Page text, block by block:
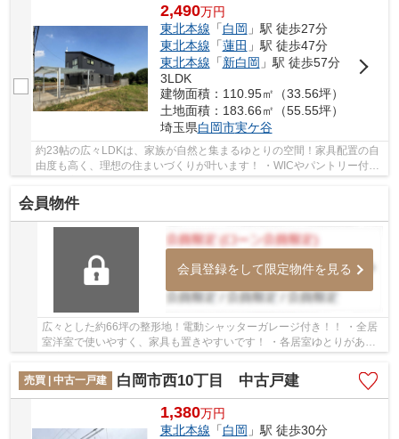
2,490万円
東北本線 「白岡 」駅 徒歩27分
東北本線 「蓮田 」駅 徒歩47分
東北本線 「新白岡 」駅 徒歩57分
3LDK
建物面積：110.95㎡（33.56坪）
土地面積：183.66㎡（55.55坪）
埼玉県白岡市実ケ谷
約23帖の広々LDKは、家族が自然と集まるゆとりの空間！家具配置の自
由度も高く、理想の住まいづくりが叶います！ ・WICやパントリー付き
の全居室収納可能のため住環境スッキリ♪ ・駐...
会員物件
会員登録をして限定物件を見る
広々とした約66坪の整形地！電動シャッターガレージ付き！！ ・全居
室洋室で使いやすく、家具も置きやすいです！ ・各居室ゆとりがあり
売買 | 中古一戸建
白岡市西10丁目 中古戸建
1,380万円
東北本線 「白岡 」駅 徒歩30分